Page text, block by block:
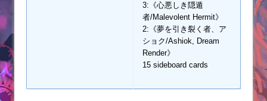
3:《心悪しき隠遁
者/Malevolent Hermit》
2:《夢を引き裂く者、ア
ショク/Ashiok, Dream
Render》
15 sideboard cards